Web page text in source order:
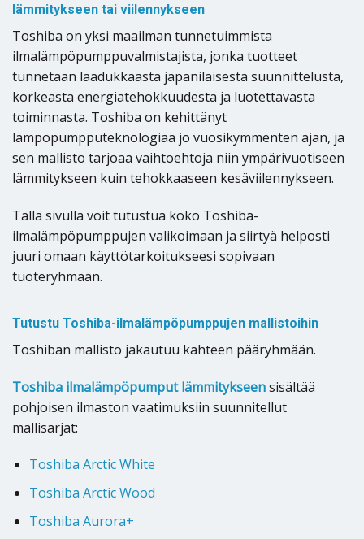
lämmitykseen tai viilennykseen
Toshiba on yksi maailman tunnetuimmista
ilmalämpöpumppuvalmistajista, jonka tuotteet
tunnetaan laadukkaasta japanilaisesta suunnittelusta,
korkeasta energiatehokkuudesta ja luotettavasta
toiminnasta. Toshiba on kehittänyt
lämpöpumpputeknologiaa jo vuosikymmenten ajan, ja
sen mallisto tarjoaa vaihtoehtoja niin ympärivuotiseen
lämmitykseen kuin tehokkaaseen kesäviilennykseen.
Tällä sivulla voit tutustua koko Toshiba-
ilmalämpöpumppujen valikoimaan ja siirtyä helposti
juuri omaan käyttötarkoitukseesi sopivaan
tuoteryhmään.
Tutustu Toshiba-ilmalämpöpumppujen mallistoihin
Toshiban mallisto jakautuu kahteen pääryhmään.
Toshiba ilmalämpöpumput lämmitykseensisältää
pohjoisen ilmaston vaatimuksiin suunnitellut
mallisarjat:
Toshiba Arctic White
Toshiba Arctic Wood
Toshiba Aurora+